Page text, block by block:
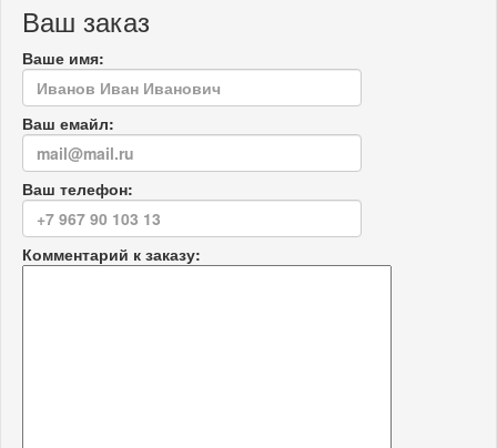
Ваш заказ
Ваше имя:
Ваш емайл:
Ваш телефон:
Комментарий к заказу: